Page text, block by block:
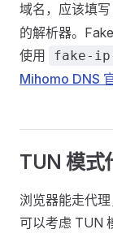
域名，应该填写
的解析器。
使用
fake-
Mihomo DNS
TUN 模式
浏览器能走代
可以考虑 TUN